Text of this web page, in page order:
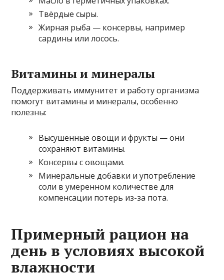
Твёрдые сыры.
Жирная рыба — консервы, например
сардины или лосось.
Витамины и минералы
Поддерживать иммунитет и работу организма
помогут витамины и минералы, особенно
полезны:
Высушенные овощи и фрукты — они
сохраняют витамины.
Консервы с овощами.
Минеральные добавки и употребление
соли в умеренном количестве для
компенсации потерь из-за пота.
Примерный рацион на
день в условиях высокой
влажности